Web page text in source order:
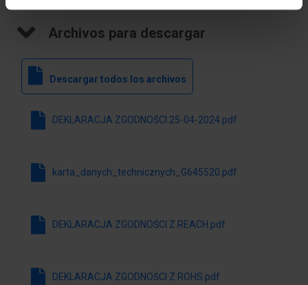
Archivos para descargar
Descargar todos los archivos
DEKLARACJA ZGODNOŚCI 25-04-2024.pdf
karta_danych_technicznych_G645520.pdf
DEKLARACJA ZGODNOŚCI Z REACH.pdf
DEKLARACJA ZGODNOŚCI Z ROHS.pdf